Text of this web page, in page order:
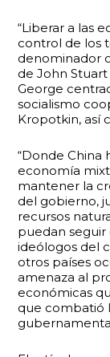
“Liberar a las
control de los
denominador
de John
George
socialismo
Kropotkin, así
“Donde China
economía
mantener la
del gobierno,
recursos
puedan
ideólogos del
otros países
amenaza al
económicas
que combatió